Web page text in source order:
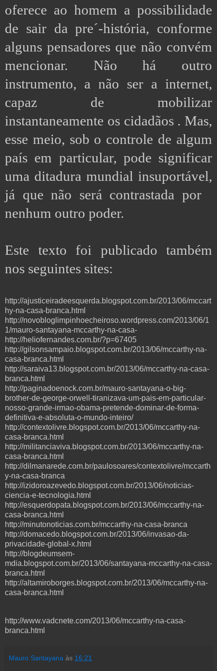
oferece ao homem a possibilidade
de sair da pre´-história, conforme
alguns pensadores que não convém
mencionar. Não há outro
instrumento, a não ser a internet,
capaz de mobilizar
instantaneamente os cidadãos . Mas,
esse meio, sob o controle de algum
país em particular, pode significar
uma ditadura mundial insuportável,
já que não será contrastada por
nenhum outro poder.
Este texto foi publicado também
nos seguintes sites:
http://ajusticeiradeesquerda.blogspot.com.br/2013/06/mccart
hy-na-casa-branca.html
http://novobloglimpinhoecheiroso.wordpress.com/2013/06/1
1/mauro-santayana-mccarthy-na-casa-
http://heliofernandes.com.br/?p=67405
http://gilsonsampaio.blogspot.com.br/2013/06/mccarthy-na-
casa-branca.html
http://saraiva13.blogspot.com.br/2013/06/mccarthy-na-casa-
branca.html
http://paginadoenock.com.br/mauro-santayana-o-big-
brother-de-george-orwell-tiranizava-um-pais-em-particular-
nosso-grande-irmao-obama-pretende-dominar-de-forma-
definitiva-e-absoluta-o-mundo-inteiro/
http://contextolivre.blogspot.com.br/2013/06/mccarthy-na-
casa-branca.html
http://militanciaviva.blogspot.com.br/2013/06/mccarthy-na-
casa-branca.html
http://dilmanarede.com.br/paulosoares/contextolivre/mccarth
y-na-casa-branca
http://izidoroazevedo.blogspot.com.br/2013/06/noticias-
ciencia-e-tecnologia.html
http://esquerdopata.blogspot.com.br/2013/06/mccarthy-na-
casa-branca.html
http://minutonoticias.com.br/mccarthy-na-casa-branca
http://domacedo.blogspot.com.br/2013/06/invasao-da-
privacidade-global-x.html
http://blogdeumsem-
mdia.blogspot.com.br/2013/06/santayana-mccarthy-na-casa-
branca.html
http://altamiroborges.blogspot.com.br/2013/06/mccarthy-na-
casa-branca.html
http://www.vadcnete.com/2013/06/mccarthy-na-casa-
branca.html
Mauro Santayana às 16:21